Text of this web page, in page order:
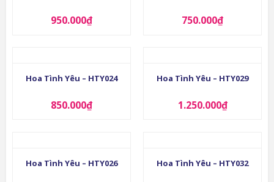
950.000₫ 750.000₫
Hoa Tình Yêu – HTY024
850.000₫
Hoa Tình Yêu – HTY029
1.250.000₫
Hoa Tình Yêu – HTY026 Hoa Tình Yêu – HTY032